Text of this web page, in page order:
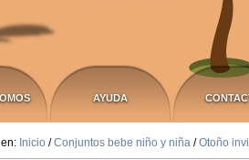
AYUDA
Inicio /Conjuntos bebe niño y niña /Otoño